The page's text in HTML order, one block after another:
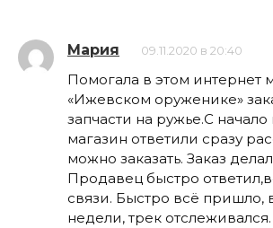
Мария 09.11.2020 в 20:40
Помогала в этом интернет
«Ижевском оруженике»
запчасти на ружье.С
магазин ответили сразу
можно заказать. Заказ
Продавец быстро
связи. Быстро всё пришло,
недели, трек